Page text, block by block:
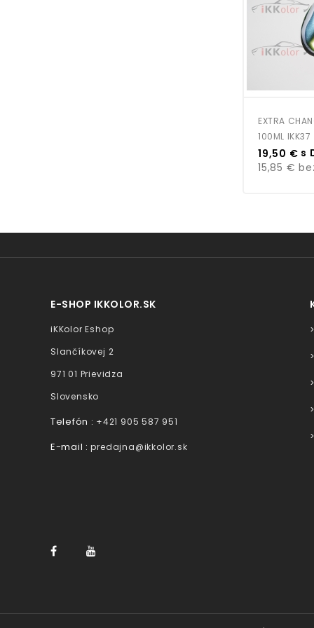
EXTRA
100ML IKK37
Cena
19,50 € s
15,85 €
E-SHOP IKKOLOR.SK
iKKolor Eshop
Slančíkovej 2
971 01 Prievidza
Slovensko
Telefón : +421 905 587 951
E-mail :predajna@ikkolor.sk